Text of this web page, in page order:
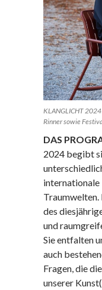
KLANGLICHT
Rinner sowie
DAS
2024 begibt
internationale
Traumwelten.
des
und
Sie entfalten
auch
Fragen, die
unserer